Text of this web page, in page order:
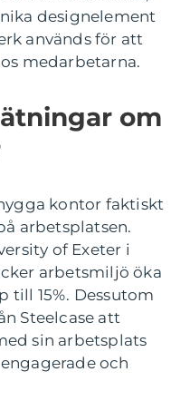
designelement
används för att
medarbetarna.
om
kontor faktiskt
arbetsplatsen.
of Exeter i
arbetsmiljö öka
15%. Dessutom
Steelcase att
sin arbetsplats
och